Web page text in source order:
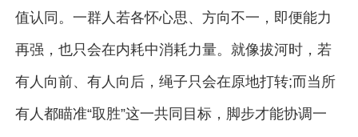
值认同。一群人若各怀心思、方向不一，即便能力
再强，也只会在内耗中消耗力量。就像拔河时，若
有人向前、有人向后，绳子只会在原地打转;而当所
有人都瞄准“取胜”这一共同目标，脚步才能协调一